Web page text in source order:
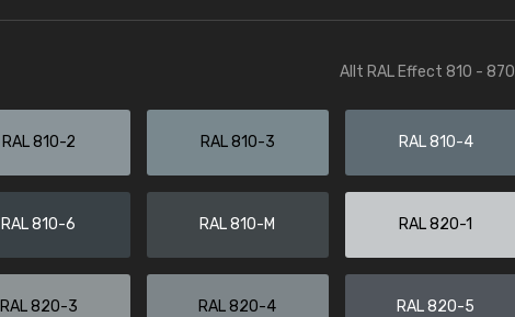
Allt RAL Effect 810 - 870
RAL 810-2 RAL 810-3 RAL 810-4
RAL 810-6 RAL 810-M RAL 820-1
RAL 820-3 RAL 820-4 RAL 820-5